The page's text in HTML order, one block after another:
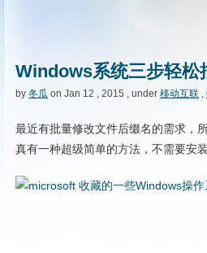
Windows系统三步轻松
by 冬瓜 on Jan 12 , 2015 , under 移动互联 ,
最近有批量修改文件后缀名的需求，
真有一种超级简单的方法，不需要安